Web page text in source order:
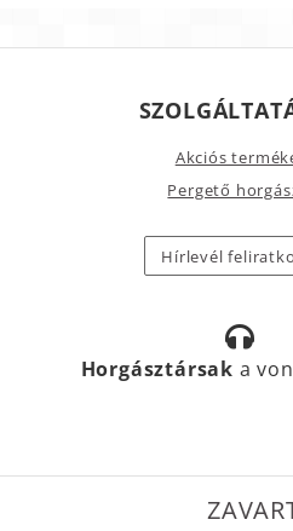
Akciós
Pergető
Hírlevél
Horgásztársak a